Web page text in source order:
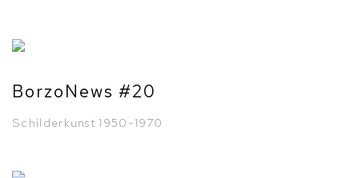
BorzoNews #20
Schilderkunst 1950-1970